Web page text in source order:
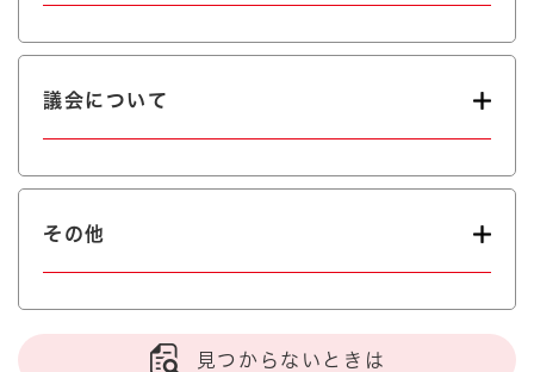
議会について
その他
見つからないときは